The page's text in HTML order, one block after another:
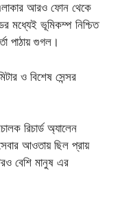
আরও ফোন থেকে
মধ্যেই ভূমিকম্প নিশ্চিত
পাঠায় গুগল।
ও বিশেষ সেন্সর
রিচার্ড অ্যালেন
আওতায় ছিল প্রায়
বেশি মানুষ এর